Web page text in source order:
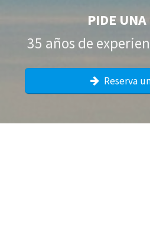
PIDE
35 años de
Reserva